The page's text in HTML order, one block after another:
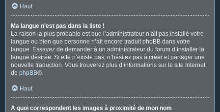
Haut
Ma langue n’est pas dans la liste !
La raison la plus probable est que l’administrateur n’ait pas installé votre
langue ou bien que personne n’ait encore traduit phpBB dans votre
langue. Essayez de demander à un administrateur du forum d’installer la
langue désirée. Si elle n’existe pas, n’hésitez pas à créer et partager une
nouvelle traduction. Vous trouverez plus d’informations sur le site Internet
de phpBB®.
Haut
A quoi correspondent les images à proximité de mon nom